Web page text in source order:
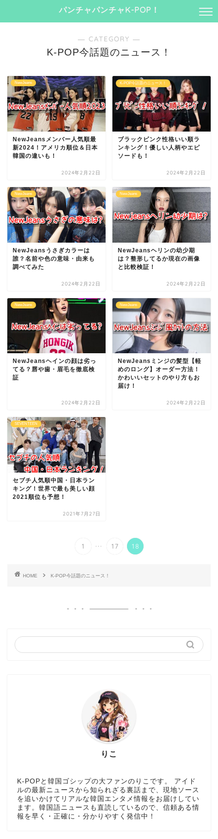
パンチャパンチャK-POP！
― CATEGORY ―
K-POP今話題のニュース！
NewJeans
NewJeansメンバー人気順最
新2024！アメリカ順位＆日本
韓国の違いも！
2024年2月22日
K-POP今話題のニュース！
ブラックピンク性格いい順ラ
ンキング！優しい人柄やエピ
ソードも！
2024年2月22日
NewJeans
NewJeansうさぎカラーは
誰？名前や色の意味・由来も
調べてみた
2024年2月22日
NewJeans
NewJeansヘリンの幼少期
は？整形してるか現在の画像
と比較検証！
2024年2月22日
NewJeans
NewJeansヘインの顔は劣っ
てる？唇や歯・眉毛を徹底検
証
2024年2月22日
NewJeans
NewJeansミンジの髪型【軽
めのロング】オーダー方法！
かわいいセットのやり方もお
届け！
2024年2月22日
SEVENTEEN
セブチ人気順中国・日本ラン
キング！世界で最も美しい顔
2021順位も予想！
2021年7月27日
1 ... 17 18
HOME K-POP今話題のニュース！
りこ
K-POPと韓国ゴシップの大ファンのりこです。 アイド
ルの最新ニュースから知られざる裏話まで、現地ソース
を追いかけてリアルな韓国エンタメ情報をお届けしてい
ます。韓国語ニュースも直読しているので、信頼ある情
報を早く・正確に・分かりやすく発信中！